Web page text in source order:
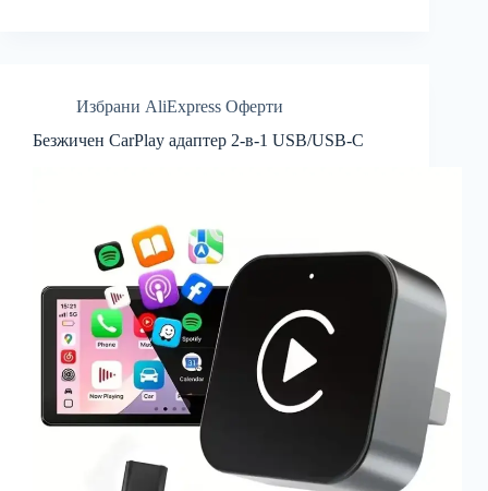
Избрани AliExpress Оферти
Безжичен CarPlay адаптер 2-в-1 USB/USB-C